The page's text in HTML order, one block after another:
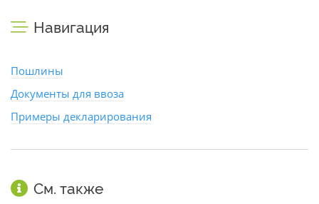
Навигация
Пошлины
Документы для ввоза
Примеры декларирования
См. также